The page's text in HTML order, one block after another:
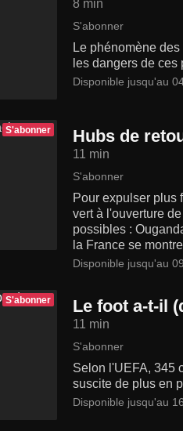
8 min
S'abonner
Le phénomène
les dangers de
Disponible jusqu'au
S'abonner Hubs de
11 min
S'abonner
Pour expulser plus
vert à l'ouverture
possibles :
la France se
Disponible jusqu'au
S'abonner Le foot a-t-il
11 min
S'abonner
Selon l'UEFA, 345
suscite de plus en
Disponible jusqu'au